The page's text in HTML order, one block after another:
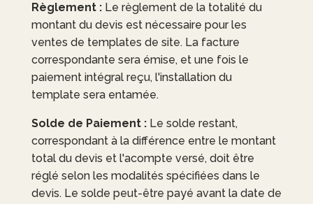
Règlement :Le règlement de la totalité du
montant du devis est nécessaire pour les
ventes de templates de site. La facture
correspondante sera émise, et une fois le
paiement intégral reçu, l'installation du
template sera entamée.
Solde de Paiement :Le solde restant,
correspondant à la différence entre le montant
total du devis et l'acompte versé, doit être
réglé selon les modalités spécifiées dans le
devis. Le solde peut-être payé avant la date de